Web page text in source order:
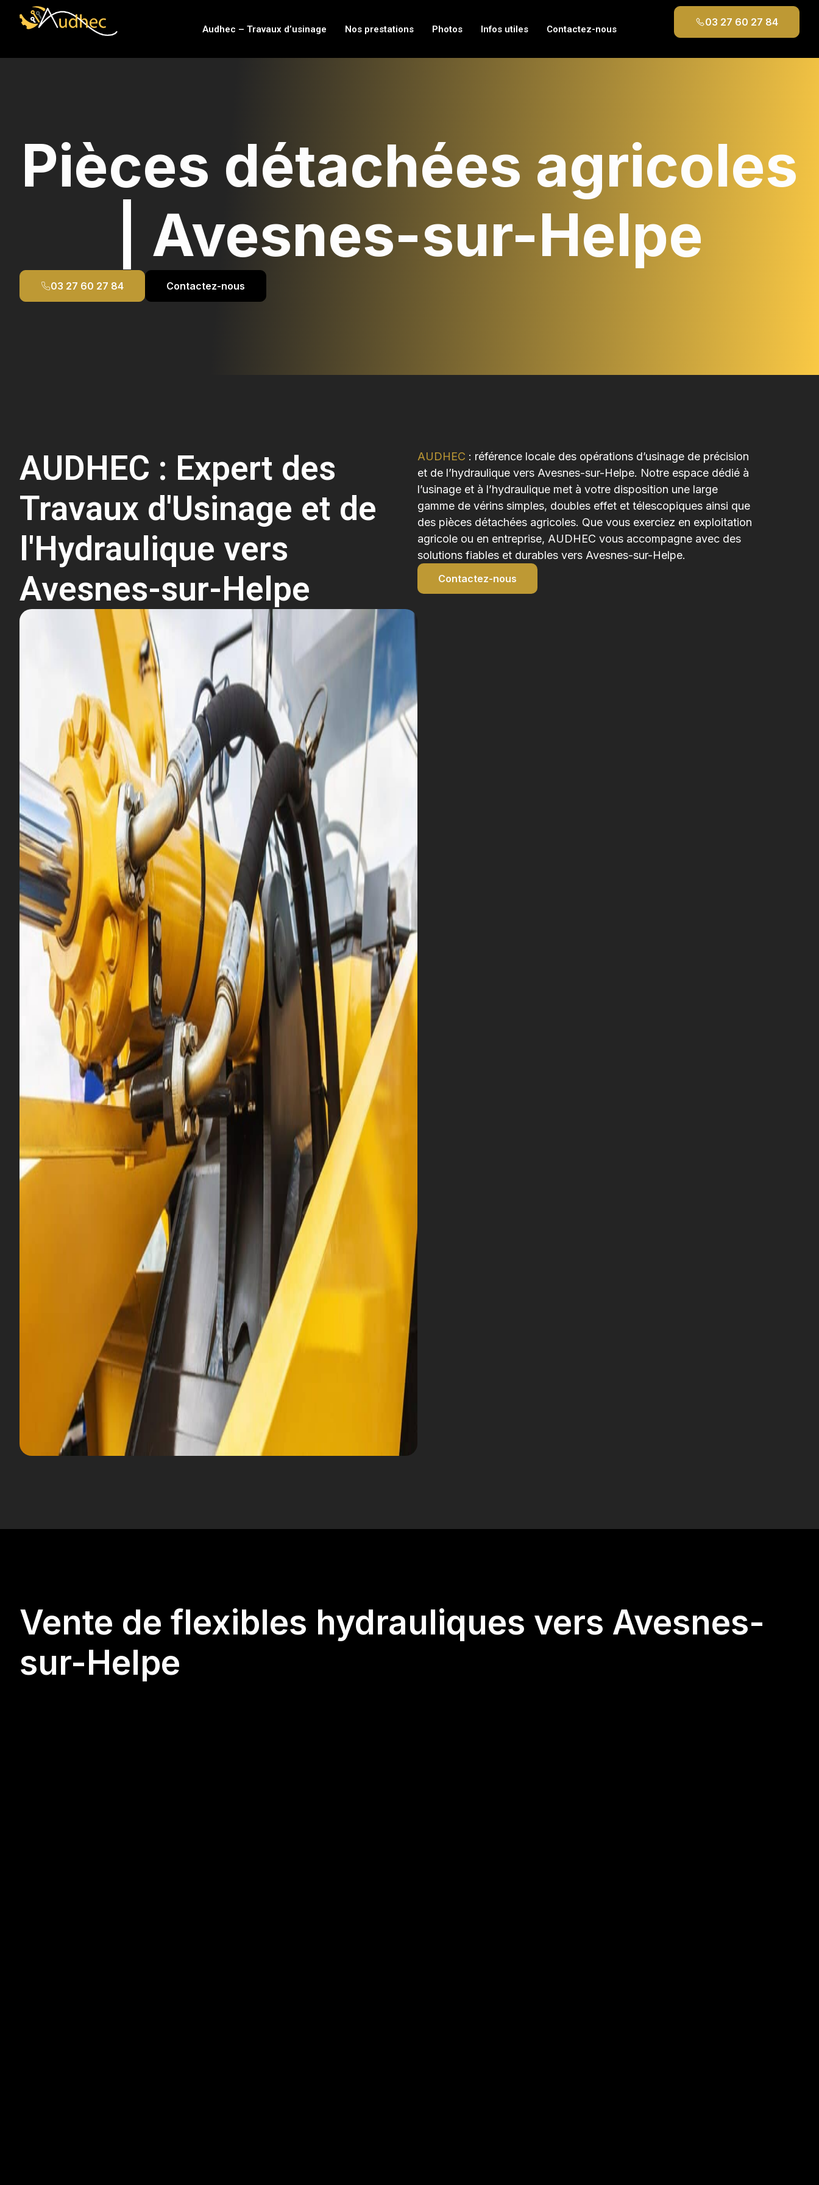
principal
Audhec – Travaux d’usinage Nos prestations Photos Infos utiles Contactez-nous
03 27 60 27 84
Pièces détachées agricoles
| Avesnes-sur-Helpe
03 27 60 27 84 Contactez-nous
AUDHEC : Expert des
Travaux d'Usinage et de
l'Hydraulique vers
Avesnes-sur-Helpe
AUDHEC : référence locale des opérations d’usinage de précision
et de l’hydraulique vers Avesnes-sur-Helpe. Notre espace dédié à
l’usinage et à l’hydraulique met à votre disposition une large
gamme de vérins simples, doubles effet et télescopiques ainsi que
des pièces détachées agricoles. Que vous exerciez en exploitation
agricole ou en entreprise, AUDHEC vous accompagne avec des
solutions fiables et durables vers Avesnes-sur-Helpe.
Contactez-nous
Vente de flexibles hydrauliques vers Avesnes-
sur-Helpe